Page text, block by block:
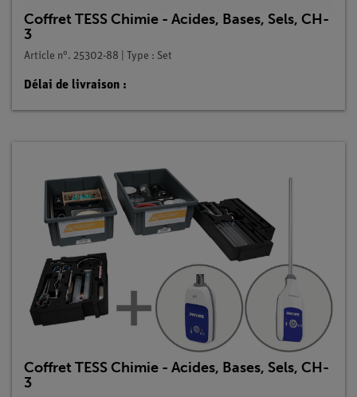
Coffret TESS Chimie - Acides, Bases, Sels, CH-
3
Article n°. 25302-88 | Type : Set
Délai de livraison :
Coffret TESS Chimie - Acides, Bases, Sels, CH-
3